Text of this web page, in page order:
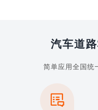
汽车道
简单应用全国统
